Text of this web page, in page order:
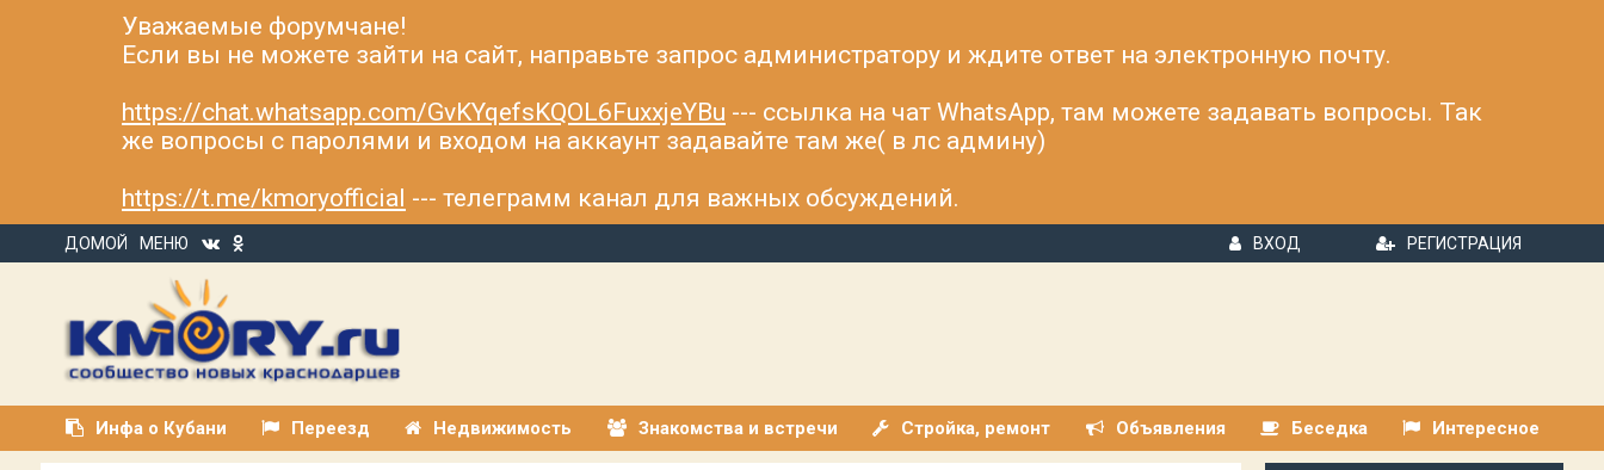
Уважаемые форумчане!
Если вы не можете зайти на сайт, направьте запрос администратору и ждите ответ на электронную почту.
https://chat.whatsapp.com/GvKYqefsKQOL6FuxxjeYBu --- ссылка на чат WhatsApp, там можете задавать вопросы. Так
же вопросы с паролями и входом на аккаунт задавайте там же( в лс админу)
https://t.me/kmoryofficial --- телеграмм канал для важных обсуждений.
ДОМОЙ МЕНЮ ВХОД РЕГИСТРАЦИЯ
Инфа о Кубани Переезд Недвижимость Знакомства и встречи Стройка, ремонт Объявления Беседка Интересное